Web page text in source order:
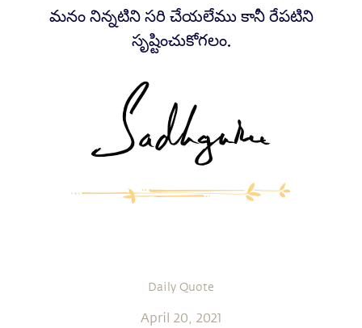
మనం నిన్నటిని సరి చేయలేము కానీ రేపటిని
సృష్టించుకోగలం.
Daily Quote
April 20, 2021